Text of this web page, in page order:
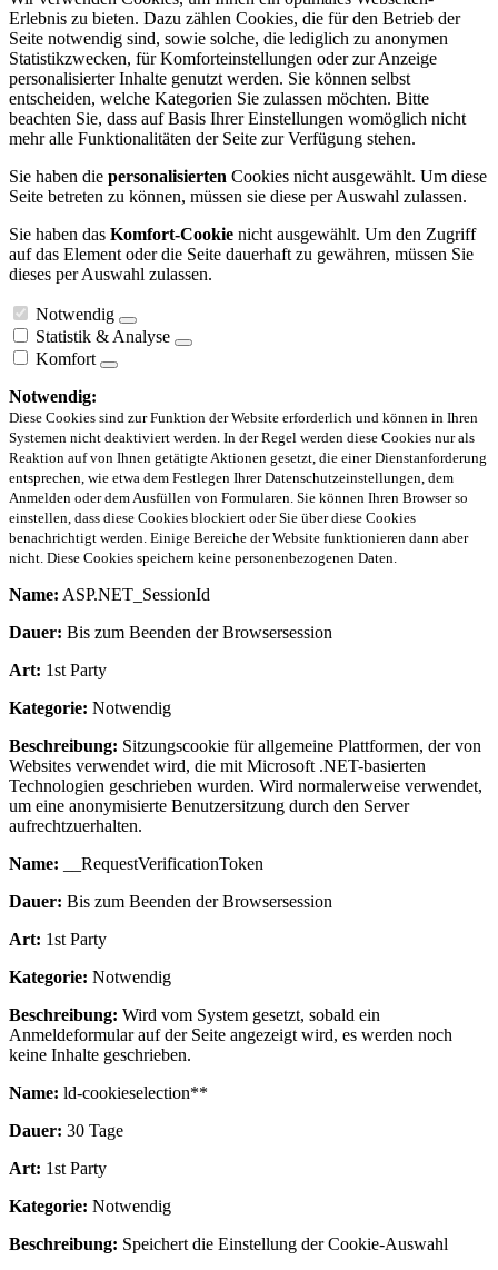
Erlebnis zu bieten. Dazu zählen Cookies, die für den Betrieb der
Seite notwendig sind, sowie solche, die lediglich zu anonymen
Statistikzwecken, für Komforteinstellungen oder zur Anzeige
personalisierter Inhalte genutzt werden. Sie können selbst
entscheiden, welche Kategorien Sie zulassen möchten. Bitte
beachten Sie, dass auf Basis Ihrer Einstellungen womöglich nicht
mehr alle Funktionalitäten der Seite zur Verfügung stehen.
Sie haben die personalisierten Cookies nicht ausgewählt. Um diese
Seite betreten zu können, müssen sie diese per Auswahl zulassen.
Sie haben das Komfort-Cookie nicht ausgewählt. Um den Zugriff
auf das Element oder die Seite dauerhaft zu gewähren, müssen Sie
dieses per Auswahl zulassen.
Notwendig
Statistik & Analyse
Komfort
Notwendig:
Diese Cookies sind zur Funktion der Website erforderlich und können in Ihren
Systemen nicht deaktiviert werden. In der Regel werden diese Cookies nur als
Reaktion auf von Ihnen getätigte Aktionen gesetzt, die einer Dienstanforderung
entsprechen, wie etwa dem Festlegen Ihrer Datenschutzeinstellungen, dem
Anmelden oder dem Ausfüllen von Formularen. Sie können Ihren Browser so
einstellen, dass diese Cookies blockiert oder Sie über diese Cookies
benachrichtigt werden. Einige Bereiche der Website funktionieren dann aber
nicht. Diese Cookies speichern keine personenbezogenen Daten.
Name: ASP.NET_SessionId
Dauer: Bis zum Beenden der Browsersession
Art: 1st Party
Kategorie: Notwendig
Beschreibung: Sitzungscookie für allgemeine Plattformen, der von
Websites verwendet wird, die mit Microsoft .NET-basierten
Technologien geschrieben wurden. Wird normalerweise verwendet,
um eine anonymisierte Benutzersitzung durch den Server
aufrechtzuerhalten.
Name: __RequestVerificationToken
Dauer: Bis zum Beenden der Browsersession
Art: 1st Party
Kategorie: Notwendig
Beschreibung: Wird vom System gesetzt, sobald ein
Anmeldeformular auf der Seite angezeigt wird, es werden noch
keine Inhalte geschrieben.
Name: ld-cookieselection**
Dauer: 30 Tage
Art: 1st Party
Kategorie: Notwendig
Beschreibung: Speichert die Einstellung der Cookie-Auswahl